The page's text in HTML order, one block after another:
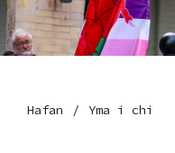
Hafan Yma i chi